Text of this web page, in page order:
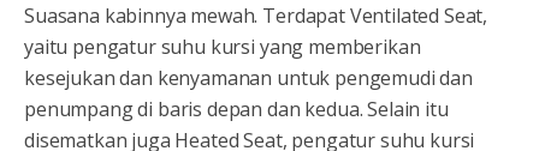
Suasana kabinnya mewah. Terdapat Ventilated Seat,
yaitu pengatur suhu kursi yang memberikan
kesejukan dan kenyamanan untuk pengemudi dan
penumpang di baris depan dan kedua. Selain itu
disematkan juga Heated Seat, pengatur suhu kursi